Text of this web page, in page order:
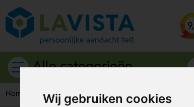
Wij gebruiken cookies
Alle categorieën
Home ISO-7010 Evacuatie pictogrammen